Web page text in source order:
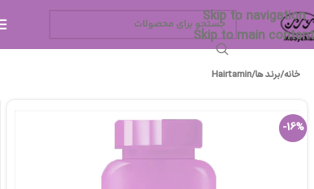
Skip to navigation
Skip to main content
خانه/برند ها/
Hairtamin
-16%